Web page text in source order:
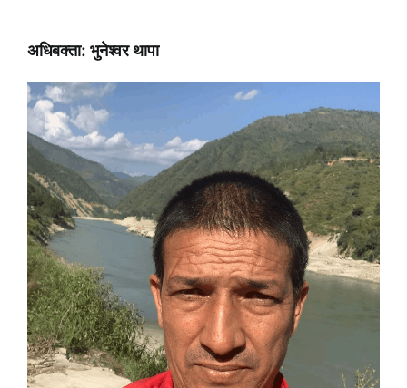
अधिबक्ता: भुनेश्वर थापा